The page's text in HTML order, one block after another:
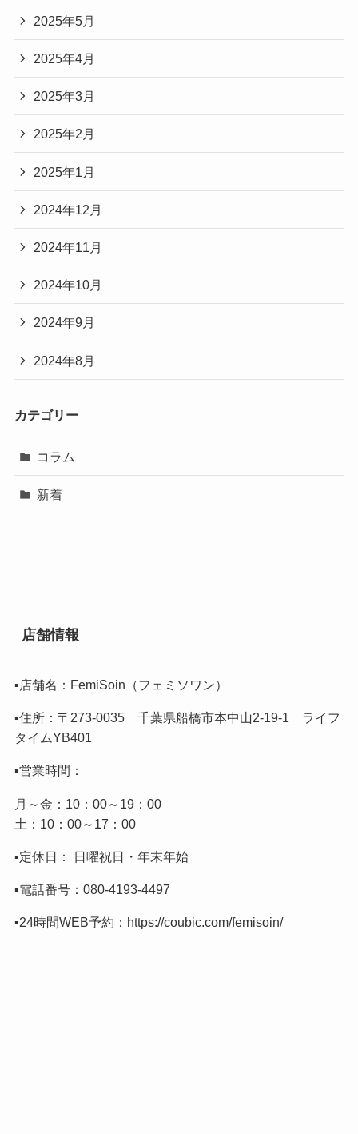
2025年5月
2025年4月
2025年3月
2025年2月
2025年1月
2024年12月
2024年11月
2024年10月
2024年9月
2024年8月
カテゴリー
コラム
新着
店舗情報
▪️店舗名：FemiSoin（フェミソワン）
▪️住所：〒273-0035 千葉県船橋市本中山2-19-1 ライフ
タイムYB401
▪️営業時間：
月～金：10：00～19：00
土：10：00～17：00
▪️定休日： 日曜祝日・年末年始
▪️電話番号： 080-4193-4497
▪️24時間WEB予約： https://coubic.com/femisoin/